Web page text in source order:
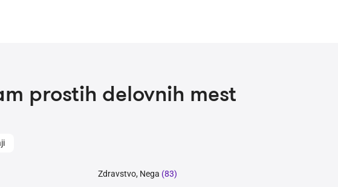
prostih delovnih mest
Zdravstvo, Nega (83)